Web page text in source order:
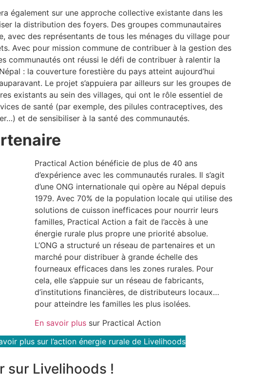
également sur une approche collective existante dans les
la distribution des foyers. Des groupes communautaires
avec des représentants de tous les ménages du village pour
Avec pour mission commune de contribuer à la gestion des
communautés ont réussi le défi de contribuer à ralentir la
: la couverture forestière du pays atteint aujourd’hui
Le projet s’appuiera par ailleurs sur les groupes de
existants au sein des villages, qui ont le rôle essentiel de
de santé (par exemple, des pilules contraceptives, des
et de sensibiliser à la santé des communautés.
Practical Action bénéficie de plus de 40 ans
d’expérience avec les communautés rurales. Il s’agit
d’une ONG internationale qui opère au Népal depuis
1979. Avec 70% de la population locale qui utilise des
solutions de cuisson inefficaces pour nourrir leurs
familles, Practical Action a fait de l’accès à une
énergie rurale plus propre une priorité absolue.
L’ONG a structuré un réseau de partenaires et un
marché pour distribuer à grande échelle des
fourneaux efficaces dans les zones rurales. Pour
cela, elle s’appuie sur un réseau de fabricants,
d’institutions financières, de distributeurs locaux…
pour atteindre les familles les plus isolées.
En savoir plus sur Practical Action
plus sur l’action énergie rurale de Livelihoods
sur Livelihoods !